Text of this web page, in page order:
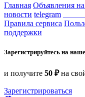
Главная Объявления на
новости telegram
Правила сервиса
поддержки
Зарегистрируйтесь на
и получите 50 ₽на
Зарегистрироваться